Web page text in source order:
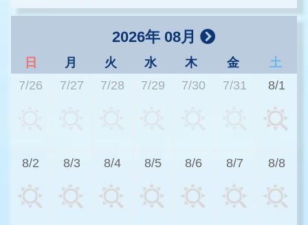
2026年 08月
日 月 火 水 木 金
土
7/26
7/27 7/28 7/29 7/30 7/31 8/1
8/2 8/3 8/4 8/5 8/6 8/7 8/8